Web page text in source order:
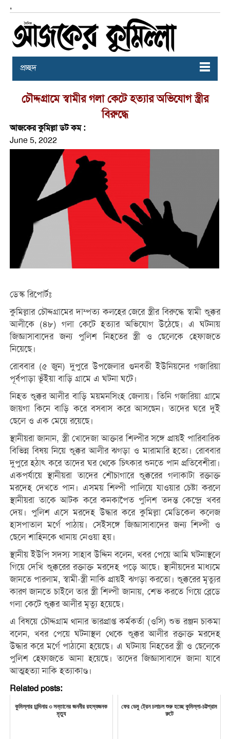
,
প্রচ্ছদ
চৌদ্দগ্রামে স্বামীর গলা কেটে হত্যার অভিযোগ স্ত্রীর
বিরুদ্ধে
আজকের কুমিল্লা ডট কম :
June 5, 2022
ডেস্ক রিপোর্টঃ
কুমিল্লার চৌদ্দগ্রামের দাম্পত্য কলহের জেরে স্ত্রীর বিরুদ্ধে স্বামী শুক্কুর
আলীকে (৪৮) গলা কেটে হত্যার অভিযোগ উঠেছে। এ ঘটনায়
জিজ্ঞাসাবাদের জন্য পুলিশ নিহতের স্ত্রী ও ছেলেকে হেফাজতে
নিয়েছে।
রোববার (৫ জুন) দুপুরে উপজেলার গুনবতী ইউনিয়নের গজারিয়া
পূর্বপাড়া ভূঁইয়া বাড়ি গ্রামে এ ঘটনা ঘটে।
নিহত শুক্কুর আলীর বাড়ি ময়মনসিংহ জেলায়। তিনি গজারিয়া গ্রামে
জায়গা কিনে বাড়ি করে বসবাস করে আসছেন। তাদের ঘরে দুই
ছেলে ও এক মেয়ে রয়েছে।
স্থানীয়রা জানান, স্ত্রী খোদেজা আক্তার শিল্পীর সঙ্গে প্রায়ই পারিবারিক
বিভিন্ন বিষয় নিয়ে শুক্কুর আলীর ঝগড়া ও মারামারি হতো। রোববার
দুপুরে হঠাৎ করে তাদের ঘর থেকে চিৎকার শুনতে পান প্রতিবেশীরা।
একপর্যায়ে স্থানীয়রা তাদের শৌচাগারে শুক্কুরের গলাকাটা রক্তাক্ত
মরদেহ দেখতে পান। এসময় শিল্পী পালিয়ে যাওয়ার চেষ্টা করলে
স্থানীয়রা তাকে আটক করে কনকাপৈত পুলিশ তদন্ত কেন্দ্রে খবর
দেয়। পুলিশ এসে মরদেহ উদ্ধার করে কুমিল্লা মেডিকেল কলেজ
হাসপাতাল মর্গে পাঠায়। সেইসঙ্গে জিজ্ঞাসাবাদের জন্য শিল্পী ও
ছেলে শাহিনকে থানায় নেওয়া হয়।
স্থানীয় ইউপি সদস্য সাহাব উদ্দিন বলেন, খবর পেয়ে আমি ঘটনাস্থলে
গিয়ে দেখি শুক্কুরের রক্তাক্ত মরদেহ পড়ে আছে। স্থানীয়দের মাধ্যমে
জানতে পারলাম, স্বামী-স্ত্রী নাকি প্রায়ই ঝগড়া করতো। শুক্কুরের মৃত্যুর
কারণ জানতে চাইলে তার স্ত্রী শিল্পী জানায়, শেভ করতে গিয়ে ব্লেডে
গলা কেটে শুক্কুর আলীর মৃত্যু হয়েছে।
এ বিষয়ে চৌদ্দগ্রাম থানার ভারপ্রাপ্ত কর্মকর্তা (ওসি) শুভ রঞ্জন চাকমা
বলেন, খবর পেয়ে ঘটনাস্থল থেকে শুক্কুর আলীর রক্তাক্ত মরদেহ
উদ্ধার করে মর্গে পাঠানো হয়েছে। এ ঘটনায় নিহতের স্ত্রী ও ছেলেকে
পুলিশ হেফাজতে আনা হয়েছে। তাদের জিজ্ঞাসাবাদে জানা যাবে
আত্মহত্যা নাকি হত্যাকাণ্ড।
Related posts:
কুমিল্লার চান্দিনায় ৩ সন্তানের জননীর রহস্যজনক
মৃত্যু
ফের ডেমু ট্রেন চলাচল শুরু হচ্ছে কুমিল্লা-চট্টগ্রাম
রুটে